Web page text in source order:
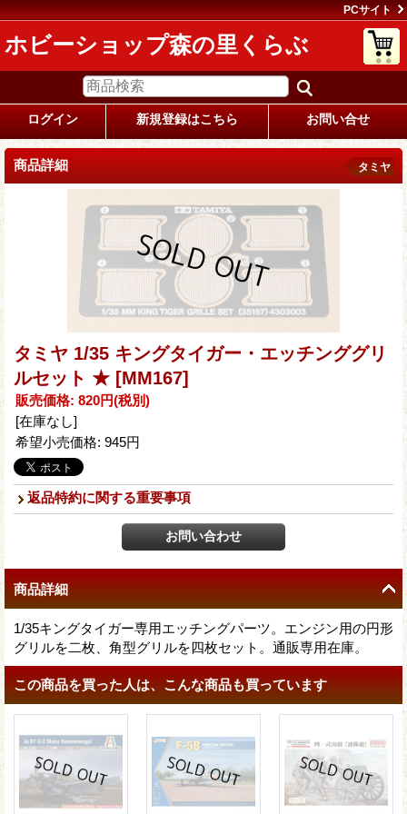
PCサイト
ホビーショップ森の里くらぶ
ログイン 新規登録はこちら お問い合せ
商品詳細 タミヤ
タミヤ 1/35 キングタイガー・エッチンググリ
ルセット ★ [MM167]
販売価格: 820円(税別)
[在庫なし]
希望小売価格: 945円
返品特約に関する重要事項
商品詳細
1/35キングタイガー専用エッチングパーツ。エンジン用の円形
グリルを二枚、角型グリルを四枚セット。通販専用在庫。
この商品を買った人は、こんな商品も買っています